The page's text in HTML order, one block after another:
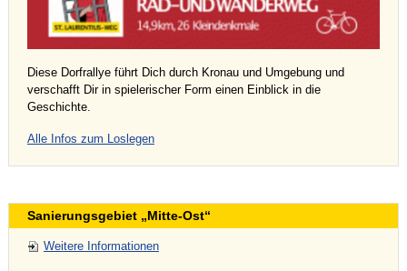
Diese Dorfrallye führt Dich durch Kronau und Umgebung und
verschafft Dir in spielerischer Form einen Einblick in die
Geschichte.
Alle Infos zum Loslegen
Sanierungsgebiet „Mitte-Ost“
Weitere Informationen